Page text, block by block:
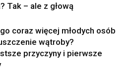
Tak – ale z głową
coraz więcej młodych osób
wątroby?
przyczyny i pierwsze